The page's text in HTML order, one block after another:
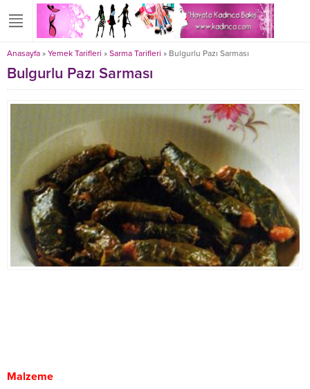
Anasayfa » Yemek Tarifleri » Sarma Tarifleri » Bulgurlu Pazı Sarması
Bulgurlu Pazı Sarması
Malzeme